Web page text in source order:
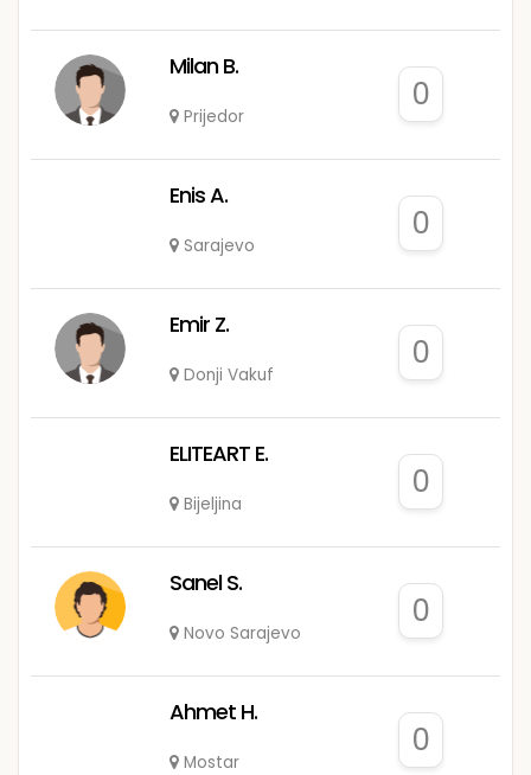
Milan B.
Prijedor
0
Enis A.
Sarajevo
0
Emir Z.
Donji Vakuf
0
ELITEART E.
Bijeljina
0
Sanel S.
Novo Sarajevo
0
Ahmet H.
Mostar
0